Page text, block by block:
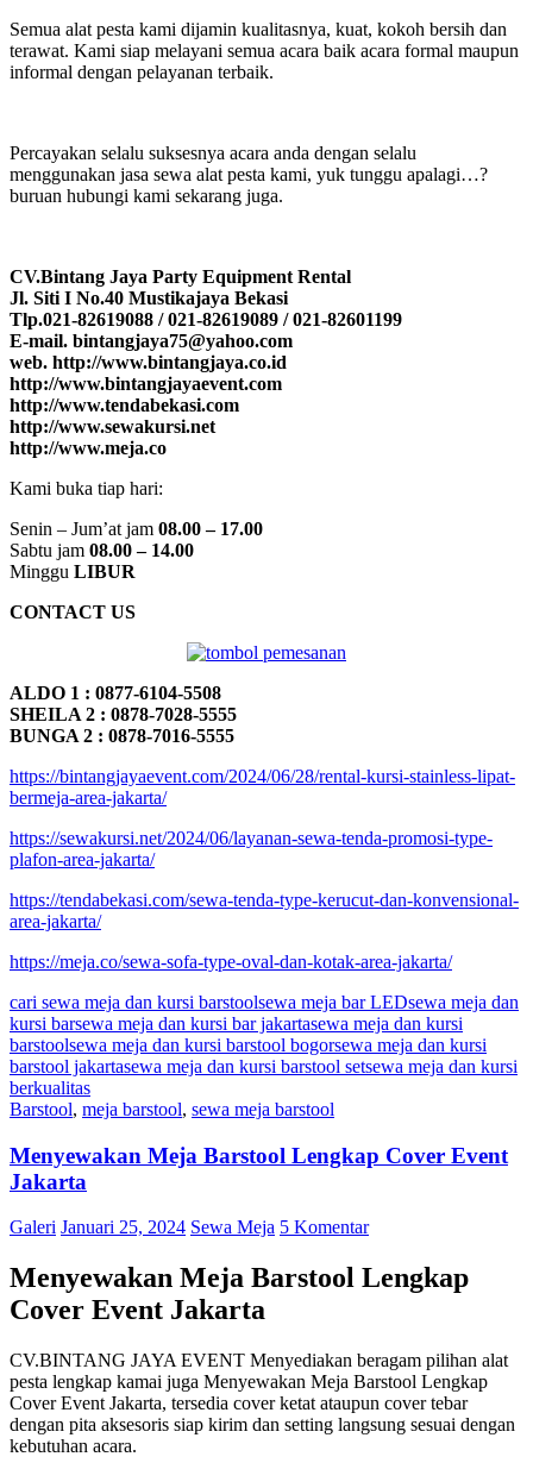
Semua alat pesta kami dijamin kualitasnya, kuat, kokoh bersih dan
terawat. Kami siap melayani semua acara baik acara formal maupun
informal dengan pelayanan terbaik.
Percayakan selalu suksesnya acara anda dengan selalu
menggunakan jasa sewa alat pesta kami, yuk tunggu apalagi…?
buruan hubungi kami sekarang juga.
CV.Bintang Jaya Party Equipment Rental
Jl. Siti I No.40 Mustikajaya Bekasi
Tlp.021-82619088 / 021-82619089 / 021-82601199
E-mail. bintangjaya75@yahoo.com
web. http://www.bintangjaya.co.id
http://www.bintangjayaevent.com
http://www.tendabekasi.com
http://www.sewakursi.net
http://www.meja.co
Kami buka tiap hari:
Senin – Jum’at jam 08.00 – 17.00
Sabtu jam 08.00 – 14.00
Minggu LIBUR
CONTACT US
ALDO 1 : 0877-6104-5508
SHEILA 2 : 0878-7028-5555
BUNGA 2 : 0878-7016-5555
https://bintangjayaevent.com/2024/06/28/rental-kursi-stainless-lipat-
bermeja-area-jakarta/
https://sewakursi.net/2024/06/layanan-sewa-tenda-promosi-type-
plafon-area-jakarta/
https://tendabekasi.com/sewa-tenda-type-kerucut-dan-konvensional-
area-jakarta/
https://meja.co/sewa-sofa-type-oval-dan-kotak-area-jakarta/
cari sewa meja dan kursi barstoolsewa meja bar LEDsewa meja dan
kursi barsewa meja dan kursi bar jakartasewa meja dan kursi
barstoolsewa meja dan kursi barstool bogorsewa meja dan kursi
barstool jakartasewa meja dan kursi barstool setsewa meja dan kursi
berkualitas
Barstool, meja barstool, sewa meja barstool
Menyewakan Meja Barstool Lengkap Cover Event
Jakarta
Galeri Januari 25, 2024 Sewa Meja 5 Komentar
Menyewakan Meja Barstool Lengkap
Cover Event Jakarta
CV.BINTANG JAYA EVENT Menyediakan beragam pilihan alat
pesta lengkap kamai juga Menyewakan Meja Barstool Lengkap
Cover Event Jakarta, tersedia cover ketat ataupun cover tebar
dengan pita aksesoris siap kirim dan setting langsung sesuai dengan
kebutuhan acara.